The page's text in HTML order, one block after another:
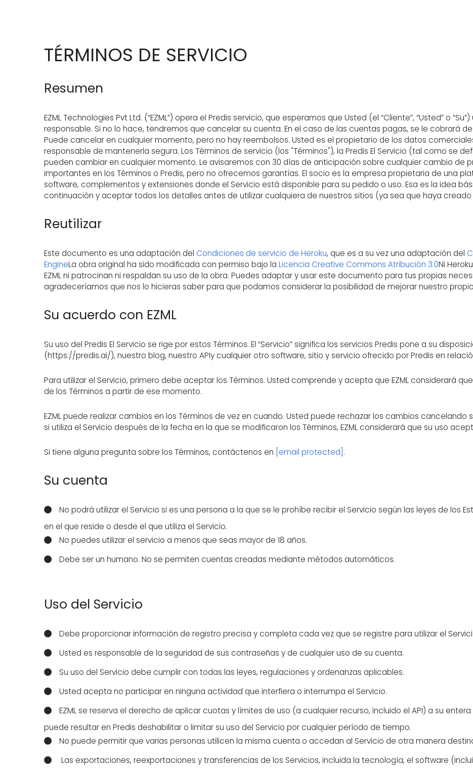
TÉRMINOS DE SERVICIO
Resumen
EZML Technologies Pvt Ltd. (“EZML”) opera el Predis servicio, que esperamos que Usted (el “Cliente”, “Usted” o
responsable. Si no lo hace, tendremos que cancelar su cuenta. En el caso de las cuentas pagas, se le cobrará
Puede cancelar en cualquier momento, pero no hay reembolsos. Usted es el propietario de los datos
responsable de mantenerla segura. Los Términos de servicio (los "Términos"), la Predis El Servicio (tal como se
pueden cambiar en cualquier momento. Le avisaremos con 30 días de anticipación sobre cualquier cambio de
importantes en los Términos o Predis, pero no ofrecemos garantías. El socio es la empresa propietaria de una
software, complementos y extensiones donde el Servicio está disponible para su pedido o uso. Esa es la idea
continuación y aceptar todos los detalles antes de utilizar cualquiera de nuestros sitios (ya sea que haya
Reutilizar
Este documento es una adaptación del Condiciones de servicio de Heroku, que es a su vez una adaptación del
EngineLa obra original ha sido modificada con permiso bajo la Licencia Creative Commons Atribución 3.0Ni
EZML ni patrocinan ni respaldan su uso de la obra. Puedes adaptar y usar este documento para tus propias
agradeceríamos que nos lo hicieras saber para que podamos considerar la posibilidad de mejorar nuestro
Su acuerdo con EZML
Su uso del Predis El Servicio se rige por estos Términos. El “Servicio” significa los servicios Predis pone a su
(https://predis.ai/), nuestro blog, nuestro APIy cualquier otro software, sitio y servicio ofrecido por Predis en
Para utilizar el Servicio, primero debe aceptar los Términos. Usted comprende y acepta que EZML considerará
de los Términos a partir de ese momento.
EZML puede realizar cambios en los Términos de vez en cuando. Usted puede rechazar los cambios
si utiliza el Servicio después de la fecha en la que se modificaron los Términos, EZML considerará que su uso
Si tiene alguna pregunta sobre los Términos, contáctenos en [email protected] .
Su cuenta
No podrá utilizar el Servicio si es una persona a la que se le prohíbe recibir el Servicio según las leyes de los
en el que reside o desde el que utiliza el Servicio.
No puedes utilizar el servicio a menos que seas mayor de 18 años.
Debe ser un humano. No se permiten cuentas creadas mediante métodos automáticos.
Uso del Servicio
Debe proporcionar información de registro precisa y completa cada vez que se registre para utilizar el
Usted es responsable de la seguridad de sus contraseñas y de cualquier uso de su cuenta.
Su uso del Servicio debe cumplir con todas las leyes, regulaciones y ordenanzas aplicables.
Usted acepta no participar en ninguna actividad que interfiera o interrumpa el Servicio.
EZML se reserva el derecho de aplicar cuotas y límites de uso (a cualquier recurso, incluido el API) a su
puede resultar en Predis deshabilitar o limitar su uso del Servicio por cualquier período de tiempo.
No puede permitir que varias personas utilicen la misma cuenta o accedan al Servicio de otra manera
Las exportaciones, reexportaciones y transferencias de los Servicios, incluida la tecnología, el software